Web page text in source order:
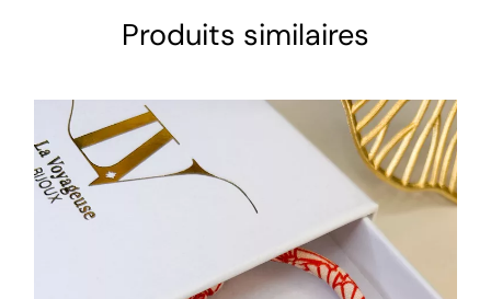
Produits similaires